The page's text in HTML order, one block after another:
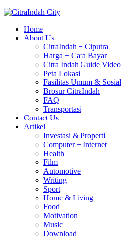
Home
About Us
CitraIndah + Ciputra
Harga + Cara Bayar
Citra Indah Guide Video
Peta Lokasi
Fasilitas Umum & Sosial
Brosur CitraIndah
FAQ
Transportasi
Contact Us
Artikel
Investasi & Properti
Computer + Internet
Health
Film
Automotive
Writing
Sport
Home & Living
Food
Motivation
Music
Download